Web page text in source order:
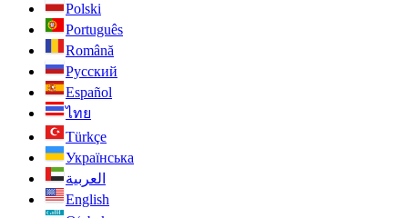
Polski
Português
Română
Русский
Español
ไทย
Türkçe
Українська
العربية
English